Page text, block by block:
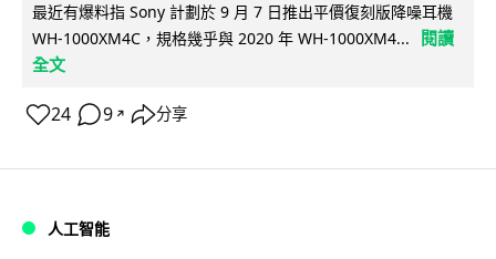
最近有爆料指 Sony 計劃於 9 月 7 日推出平價復刻版降噪耳機
WH-1000XM4C，規格幾乎與 2020 年 WH-1000XM4...
閱讀
全文
24 9 ↗ 分享
人工智能